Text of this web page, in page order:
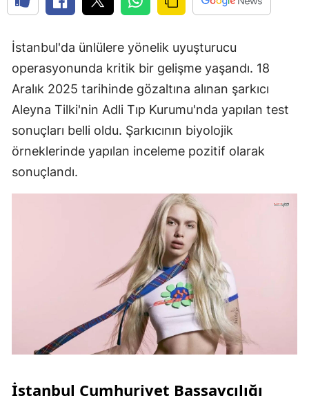
İstanbul'da ünlülere yönelik uyuşturucu
operasyonunda kritik bir gelişme yaşandı. 18
Aralık 2025 tarihinde gözaltına alınan şarkıcı
Aleyna Tilki'nin Adli Tıp Kurumu'nda yapılan test
sonuçları belli oldu. Şarkıcının biyolojik
örneklerinde yapılan inceleme pozitif olarak
sonuçlandı.
İstanbul Cumhuriyet Başsavcılığı